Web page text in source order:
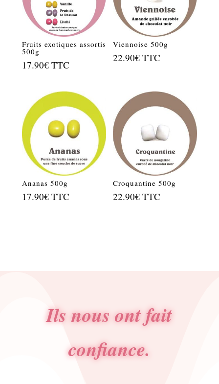
Fruits exotiques assortis
500g
17.90€ TTC
Viennoise 500g
22.90€ TTC
Ananas 500g
17.90€ TTC
Croquantine 500g
22.90€ TTC
Ils nous ont fait
confiance.